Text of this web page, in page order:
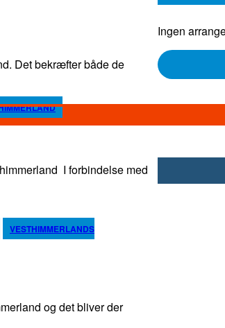
med
VESTHIMMERLANDS
og det bliver der
Ingen